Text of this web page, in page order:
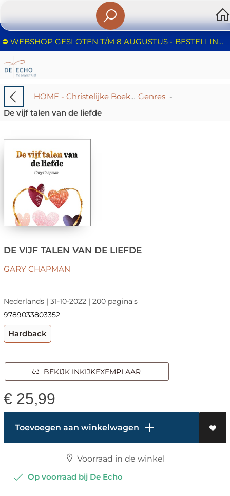
⛔️ WEBSHOP GESLOTEN T/M 8 AUGUSTUS - BESTELLINGEN WORDEN NIET IN BEHANDELING GENOMEN - FIJNE ZOMER!
HOME - Christelijke Boekhandel De Echo – Huizen | Boeken & Cadeaus Genres-
De vijf talen van de liefde
DE VIJF TALEN VAN DE LIEFDE
GARY CHAPMAN
Nederlands | 31-10-2022 | 200 pagina's
9789033803352
Hardback
BEKIJK INKIJKEXEMPLAAR
€ 25,99
Toevoegen aan winkelwagen
Voorraad in de winkel
Op voorraad bij De Echo